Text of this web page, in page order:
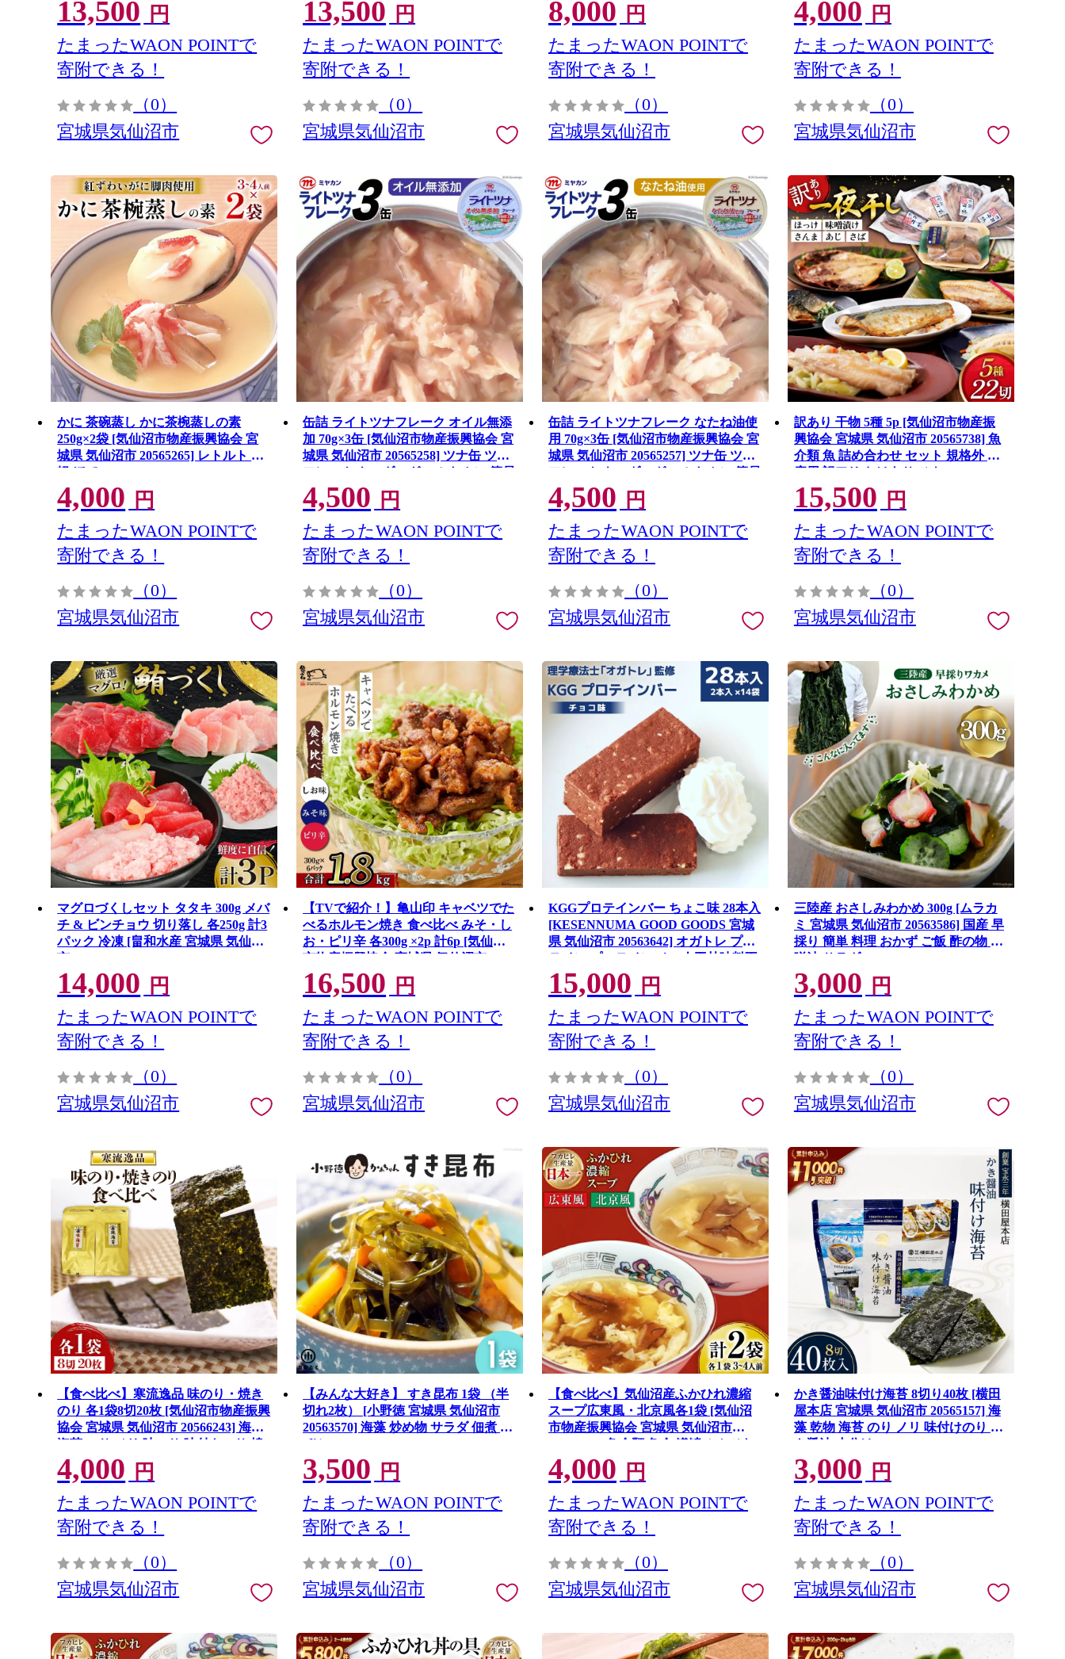
ニ
13,500 円
たまったWAON POINTで
寄附できる！
（0）
宮城県気仙沼市
13,500 円
たまったWAON POINTで
寄附できる！
（0）
宮城県気仙沼市
8,000 円
たまったWAON POINTで
寄附できる！
（0）
宮城県気仙沼市
期保存 備蓄
4,000 円
たまったWAON POINTで
寄附できる！
（0）
宮城県気仙沼市
かに 茶碗蒸し かに茶椀蒸しの素
250g×2袋 [気仙沼市物産振興協会 宮
城県 気仙沼市 20565265] レトルト 手
軽 ほてい
4,000 円
たまったWAON POINTで
寄附できる！
（0）
宮城県気仙沼市
缶詰 ライトツナフレーク オイル無添
加 70g×3缶 [気仙沼市物産振興協会 宮
城県 気仙沼市 20565258] ツナ缶 ツナ
フレーク キハダマグロ ミヤカン 簡易
包装 長期保存 常備
4,500 円
たまったWAON POINTで
寄附できる！
（0）
宮城県気仙沼市
缶詰 ライトツナフレーク なたね油使
用 70g×3缶 [気仙沼市物産振興協会 宮
城県 気仙沼市 20565257] ツナ缶 ツナ
フレーク キハダマグロ ミヤカン 簡易
包装 長期保存 常備
4,500 円
たまったWAON POINTで
寄附できる！
（0）
宮城県気仙沼市
訳あり 干物 5種 5p [気仙沼市物産振
興協会 宮城県 気仙沼市 20565738] 魚
介類 魚 詰め合わせ セット 規格外 家
庭用 訳アリ わけあり ひもの
15,500 円
たまったWAON POINTで
寄附できる！
（0）
宮城県気仙沼市
マグロづくしセット タタキ 300g メバ
チ & ビンチョウ 切り落し 各250g 計3
パック 冷凍 [畠和水産 宮城県 気仙沼
市 20563665]
14,000 円
たまったWAON POINTで
寄附できる！
（0）
宮城県気仙沼市
【TVで紹介！】亀山印 キャベツでた
べるホルモン焼き 食べ比べ みそ・し
お・ピリ辛 各300g ×2p 計6p [気仙沼
市物産振興協会 宮城県 気仙沼市
20565250] 豚 生モツ ホルモン みそ 味
噌 しお 塩 ピリ辛 冷凍
16,500 円
たまったWAON POINTで
寄附できる！
（0）
宮城県気仙沼市
KGGプロテインバー ちょこ味 28本入
[KESENNUMA GOOD GOODS 宮城
県 気仙沼市 20563642] オガトレ プロ
テイン プロテインバー 人工甘味料不
使用 グルテンフリー 高タンパク スイ
ーツ
15,000 円
たまったWAON POINTで
寄附できる！
（0）
宮城県気仙沼市
三陸産 おさしみわかめ 300g [ムラカ
ミ 宮城県 気仙沼市 20563586] 国産 早
採り 簡単 料理 おかず ご飯 酢の物 味
噌汁 サラダ
3,000 円
たまったWAON POINTで
寄附できる！
（0）
宮城県気仙沼市
【食べ比べ】寒流逸品 味のり・焼き
のり 各1袋8切20枚 [気仙沼市物産振興
協会 宮城県 気仙沼市 20566243] 海藻
海苔 のり ノリ 味のり 味付きのり 焼
きのり ご飯のお供 小分け
4,000 円
たまったWAON POINTで
寄附できる！
（0）
宮城県気仙沼市
【みんな大好き】 すき昆布 1袋 （半
切れ2枚） [小野徳 宮城県 気仙沼市
20563570] 海藻 炒め物 サラダ 佃煮 チ
ヂミ
3,500 円
たまったWAON POINTで
寄附できる！
（0）
宮城県気仙沼市
【食べ比べ】気仙沼産ふかひれ濃縮
スープ広東風・北京風各1袋 [気仙沼
市物産振興協会 宮城県 気仙沼市
20565235] 魚介類 魚介 鱶鰭 ふかひれ
フカヒレ スープ 広東風 北京風 中華
常温
4,000 円
たまったWAON POINTで
寄附できる！
（0）
宮城県気仙沼市
かき醤油味付け海苔 8切り40枚 [横田
屋本店 宮城県 気仙沼市 20565157] 海
藻 乾物 海苔 のり ノリ 味付けのり か
き醤油 小分け
3,000 円
たまったWAON POINTで
寄附できる！
（0）
宮城県気仙沼市